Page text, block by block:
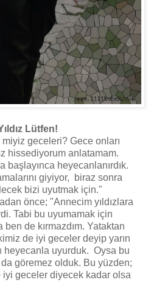
Lütfen!
miyiz geceleri? Gece onları
hissediyorum anlatamam.
başlayınca heyecanlanırdık.
giyiyor, biraz sonra
bizi uyutmak için."
önce; "Annecim yıldızlara
Tabi bu uyumamak için
de kırmazdım. Yataktan
de iyi geceler deyip yarın
heyecanla uyurduk. Oysa bu
da göremez olduk. Bu yüzden;
iyi geceler diyecek kadar olsa